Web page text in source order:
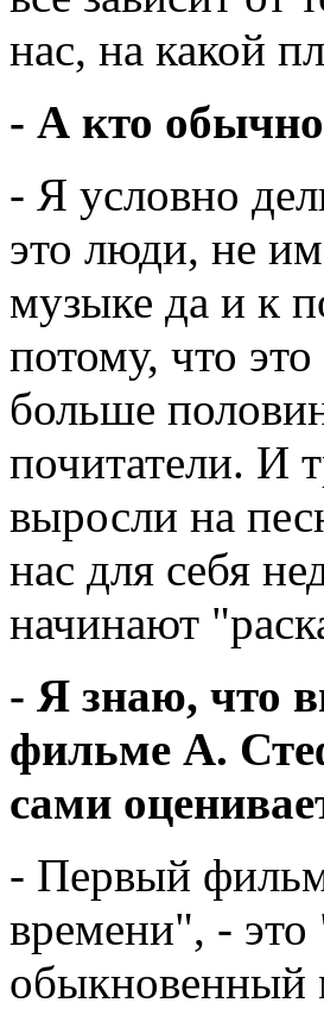
нас, на какой
- А кто
- Я условно
это люди, не
музыке да и к
потому, что
больше
почитатели. И
выросли на
нас для себя
начинают
- Я знаю, что
фильме А.
сами
- Первый
времени", -
обыкновенный